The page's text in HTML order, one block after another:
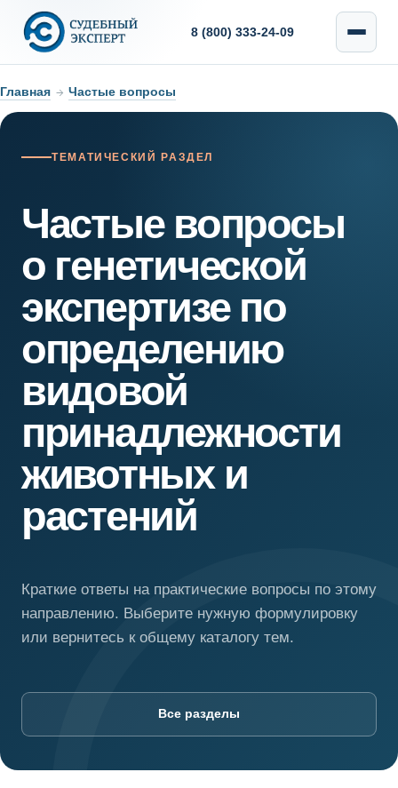
8 (800) 333-24-09
Главная → Частые вопросы
ТЕМАТИЧЕСКИЙ РАЗДЕЛ
Частые вопросы
о генетической
экспертизе по
определению
видовой
принадлежности
животных и
растений
Краткие ответы на практические вопросы по этому
направлению. Выберите нужную формулировку
или вернитесь к общему каталогу тем.
Все разделы